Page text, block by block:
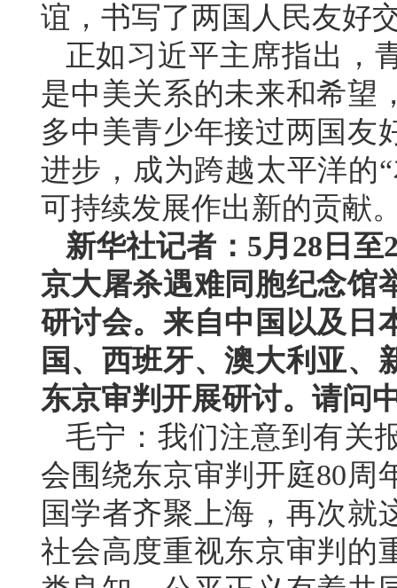
谊，书写了两国人民友好
正如习近平主席指出，
是中美关系的未来和希望
多中美青少年接过两国友
进步，成为跨越太平洋的
可持续发展作出新的贡献
新华社记者：5月28日
京大屠杀遇难同胞纪念馆
研讨会。来自中国以及日
国、西班牙、澳大利亚、
东京审判开展研讨。请问
毛宁：我们注意到有关
会围绕东京审判开庭80周
国学者齐聚上海，再次就
社会高度重视东京审判的